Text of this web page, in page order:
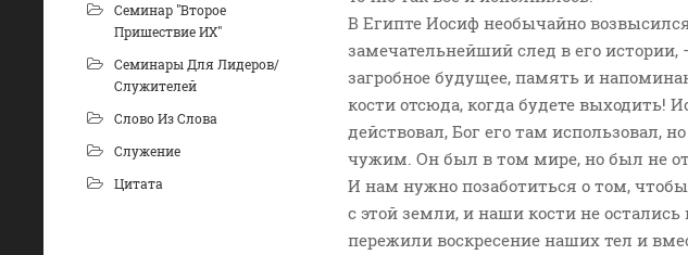
Семинар "Второе
Пришествие ИХ"
Семинары Для Лидеров/
Служителей
Слово Из Слова
Служение
Цитата
В Египте Иосиф необычайно
замечательнейший след в его истории,
загробное будущее, память и
кости отсюда, когда будете выходить!
действовал, Бог его там использовал,
чужим. Он был в том мире, но был не
И нам нужно позаботиться о том,
с этой земли, и наши кости не
пережили воскресение наших тел и